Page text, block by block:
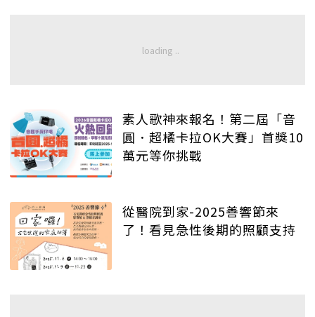
素人歌神來報名！第二屆「音
圓．超橘卡拉OK大賽」首獎10
萬元等你挑戰
從醫院到家-2025善響節來
了！看見急性後期的照顧支持